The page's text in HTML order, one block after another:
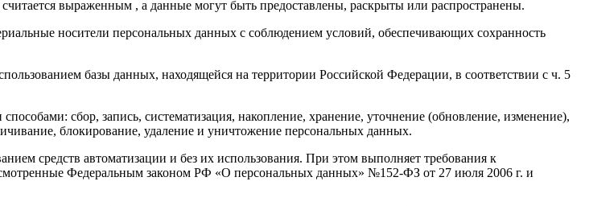
выраженным , а данные могут быть предоставлены, раскрыты или распространены.
носители персональных данных с соблюдением условий, обеспечивающих сохранность
базы данных, находящейся на территории Российской Федерации, в соответствии с ч. 5
сбор, запись, систематизация, накопление, хранение, уточнение (обновление, изменение),
блокирование, удаление и уничтожение персональных данных.
средств автоматизации и без их использования. При этом выполняет требования к
Федеральным законом РФ «О персональных данных» №152-ФЗ от 27 июля 2006 г. и